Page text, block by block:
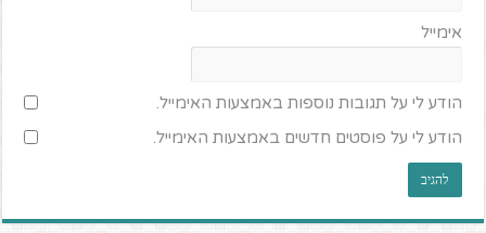
אימייל
הודע לי על תגובות נוספות באמצעות האימייל.
הודע לי על פוסטים חדשים באמצעות האימייל.